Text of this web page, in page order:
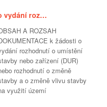
vydání roz…
A ROZSAH
k žádosti o
rozhodnutí o umístění
nebo zařízení (DUR)
rozhodnutí o změně
a o změně vlivu stavby
využití území